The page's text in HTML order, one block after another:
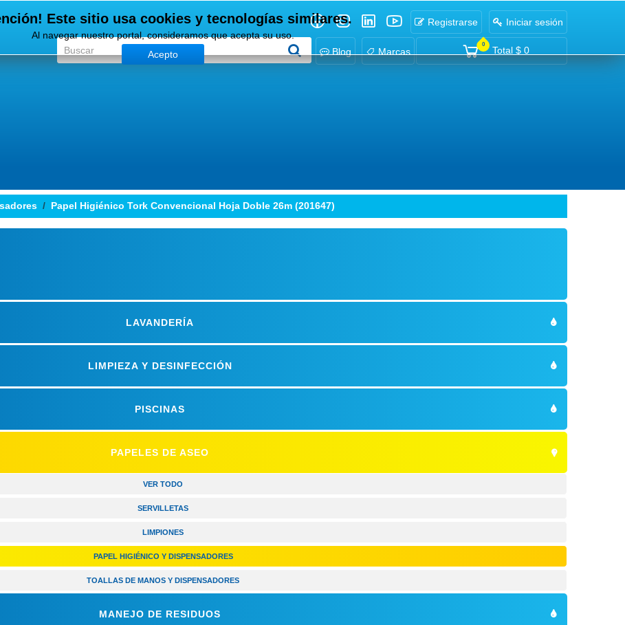
Registrarse Iniciar sesión
0
Total $ 0
Blog Marcas
Papel Higiénico Tork Convencional Hoja Doble 26m (201647)
LAVANDERÍA
LIMPIEZA Y DESINFECCIÓN
PISCINAS
PAPELES DE ASEO
VER TODO
SERVILLETAS
LIMPIONES
PAPEL HIGIÉNICO Y DISPENSADORES
TOALLAS DE MANOS Y DISPENSADORES
MANEJO DE RESIDUOS
Este sitio usa cookies y tecnologías similares.
Al navegar nuestro portal, consideramos que acepta su uso.
Acepto